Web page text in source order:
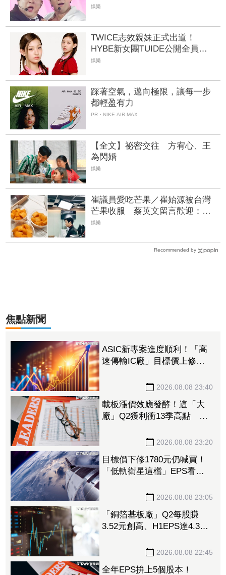
覆經典哏圖網笑瘋
娛樂
TWICE志效親妹正式出道！
HYBE新女團TUIDE公開全員
粉絲嗨喊：強大的家族基因
娛樂
踩著空氣，邁向極限，讓每一步
都輕盈有力
PR・NIKE AIR MAX
【全文】祕密交往 方宥心、王
為閃婚
娛樂
崔議員愛吃芒果／崔始源被台灣
芒果收服 蔡英文留言歡迎：多
吃一點
娛樂
Recommended by
焦點新聞
ASIC新專案進度順利！「高
速傳輸IC廠」目標價上修至
2026.08.08 23:40
載板漲價效應發酵！這「大
廠」Q2獲利衝13季高點 再
2026.08.08 23:20
目標價下修1780元仍喊買！
「低軌衛星這檔」EPS看至
2026.08.08 23:05
「銅箔基板廠」Q2每股賺
3.52元創高、H1EPS達4.39
2026.08.08 22:45
全年EPS拚上5個股本！